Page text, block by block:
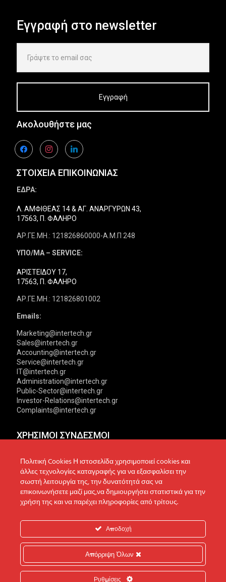
Εγγραφή στο newsletter
Ακολουθήστε μας
facebookinstagramlinkedin
ΣΤΟΙΧΕΙΑ ΕΠΙΚΟΙΝΩΝΙΑΣ
ΕΔΡΑ:
Λ. ΑΜΦΙΘΕΑΣ 14 & ΑΓ. ΑΝΑΡΓΥΡΩΝ 43,
17563, Π. ΦΑΛΗΡΟ
ΑΡ.ΓΕ.ΜΗ.: 121826860000-Α.Μ.Π 248
ΥΠΟ/ΜΑ – SERVICE:
ΑΡΙΣΤΕΙΔΟΥ 17,
17563, Π. ΦΑΛΗΡΟ
ΑΡ.ΓΕ.ΜΗ.: 121826801002
Emails:
Marketing@intertech.gr
Sales@intertech.gr
Accounting@intertech.gr
Service@intertech.gr
IT@intertech.gr
Administration@intertech.gr
Public-Sector@intertech.gr
Investor-Relations@intertech.gr
Complaints@intertech.gr
ΧΡΗΣΙΜΟΙ ΣΥΝΔΕΣΜΟΙ
Δίκτυο συνεργατών
Τεχνική υποστήριξη
Πολιτική Απορρήτου
Πολιτική Cookies
Πολιτική Προστασίας
Δεδομένων
Επικοινωνία
© 2022 Intertech S.A. All Rights reserved.
Πολιτική Cookies Η ιστοσελίδα χρησιμοποιεί cookies και
άλλες τεχνολογίες καταγραφής για να εξασφαλίσει την
σωστή λειτουργία της, την δυνατότητά σας να
επικοινωνήσετε μαζί μας,να δημιουργήσει στατιστικά για την
χρήση της και να παρέχει πληροφορίες από τρίτους.
Αποδοχή
Απόρριψη Όλων
Ρυθμίσεις